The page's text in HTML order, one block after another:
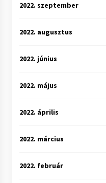
2022. szeptember
2022. augusztus
2022. június
2022. május
2022. április
2022. március
2022. február